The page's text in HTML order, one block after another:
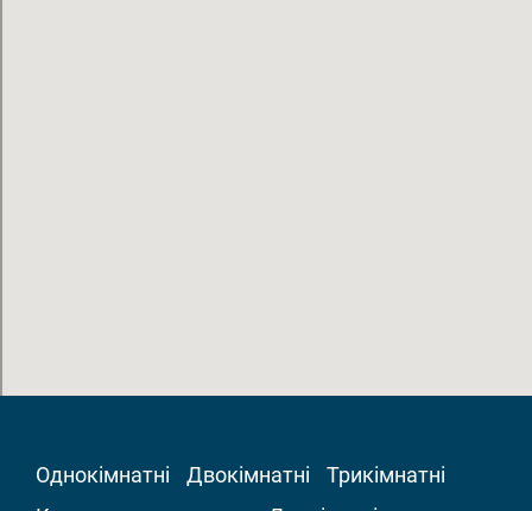
Однокімнатні Двокімнатні
Трикімнатні